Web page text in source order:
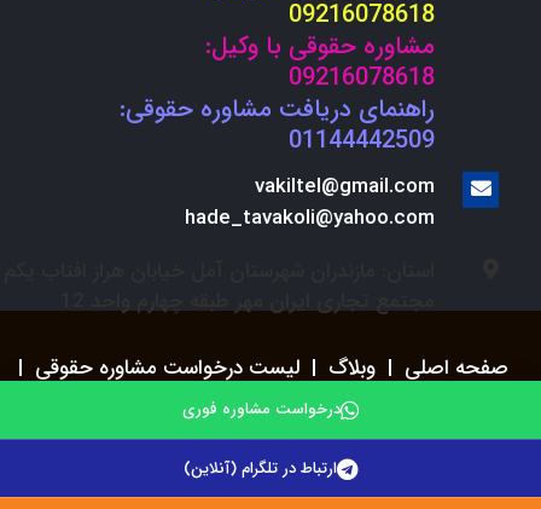
09216078618
مشاوره حقوقی با وکیل:
09216078618
راهنمای دریافت مشاوره حقوقی:
01144442509
vakiltel@gmail.com
hade_tavakoli@yahoo.com
صفحه اصلی | وبلاگ | لیست درخواست مشاوره حقوقی |
© 2021. وکلای تلفنی . تمامی حقوق مادی و معنوی سایت
محفوظ می باشد.
درخواست مشاوره فوری
ارتباط در تلگرام (آنلاین)